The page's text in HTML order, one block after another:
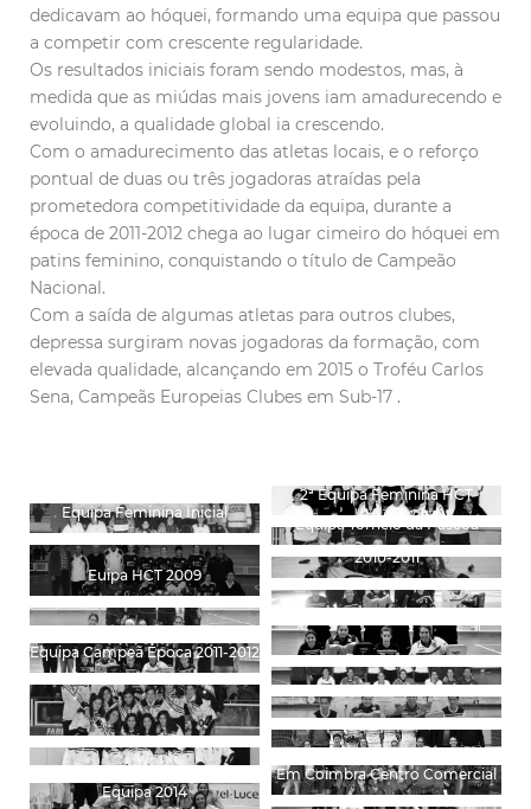
dedicavam ao hóquei, formando uma equipa que passou
a competir com crescente regularidade.
Os resultados iniciais foram sendo modestos, mas, à
medida que as miúdas mais jovens iam amadurecendo e
evoluindo, a qualidade global ia crescendo.
Com o amadurecimento das atletas locais, e o reforço
pontual de duas ou três jogadoras atraídas pela
prometedora competitividade da equipa, durante a
época de 2011-2012 chega ao lugar cimeiro do hóquei em
patins feminino, conquistando o título de Campeão
Nacional.
Com a saída de algumas atletas para outros clubes,
depressa surgiram novas jogadoras da formação, com
elevada qualidade, alcançando em 2015 o Troféu Carlos
Sena, Campeãs Europeias Clubes em Sub-17 .
Equipa Feminina Inicial
2ª Equipa Feminina HCT
Euipa HCT 2009
Equipa Torneio da Páscoa
Conquista Supertaça Época
2010-2011
Equipa Campeã Época 2011-2012
Equipa 2014
Em Coimbra Centro Comercial